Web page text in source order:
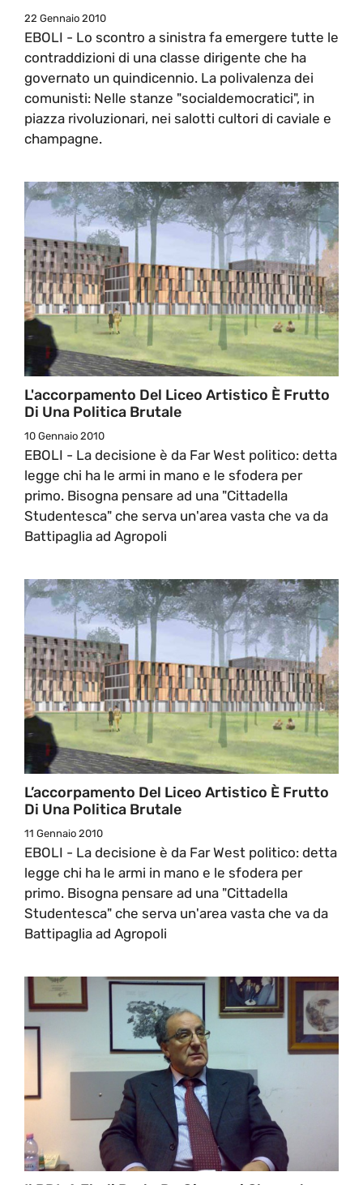
22 Gennaio 2010
EBOLI - Lo scontro a sinistra fa emergere tutte le
contraddizioni di una classe dirigente che ha
governato un quindicennio. La polivalenza dei
comunisti: Nelle stanze "socialdemocratici", in
piazza rivoluzionari, nei salotti cultori di caviale e
champagne.
L'accorpamento Del Liceo Artistico È Frutto
Di Una Politica Brutale
10 Gennaio 2010
EBOLI - La decisione è da Far West politico: detta
legge chi ha le armi in mano e le sfodera per
primo. Bisogna pensare ad una "Cittadella
Studentesca" che serva un'area vasta che va da
Battipaglia ad Agropoli
L’accorpamento Del Liceo Artistico È Frutto
Di Una Politica Brutale
11 Gennaio 2010
EBOLI - La decisione è da Far West politico: detta
legge chi ha le armi in mano e le sfodera per
primo. Bisogna pensare ad una "Cittadella
Studentesca" che serva un'area vasta che va da
Battipaglia ad Agropoli